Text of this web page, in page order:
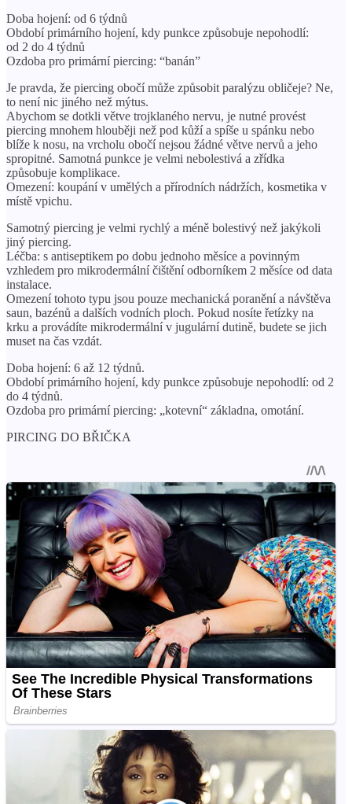
Doba hojení: od 6 týdnů
Období primárního hojení, kdy punkce způsobuje nepohodlí:
od 2 do 4 týdnů
Ozdoba pro primární piercing: “banán”
Je pravda, že piercing obočí může způsobit paralýzu obličeje? Ne,
to není nic jiného než mýtus.
Abychom se dotkli větve trojklaného nervu, je nutné provést
piercing mnohem hlouběji než pod kůží a spíše u spánku nebo
blíže k nosu, na vrcholu obočí nejsou žádné větve nervů a jeho
spropitné. Samotná punkce je velmi nebolestivá a zřídka
způsobuje komplikace.
Omezení: koupání v umělých a přírodních nádržích, kosmetika v
místě vpichu.
Samotný piercing je velmi rychlý a méně bolestivý než jakýkoli
jiný piercing.
Léčba: s antiseptikem po dobu jednoho měsíce a povinným
vzhledem pro mikrodermální čištění odborníkem 2 měsíce od data
instalace.
Omezení tohoto typu jsou pouze mechanická poranění a návštěva
saun, bazénů a dalších vodních ploch. Pokud nosíte řetízky na
krku a provádíte mikrodermální v jugulární dutině, budete se jich
muset na čas vzdát.
Doba hojení: 6 až 12 týdnů.
Období primárního hojení, kdy punkce způsobuje nepohodlí: od 2
do 4 týdnů.
Ozdoba pro primární piercing: „kotevní“ základna, omotání.
PIRCING DO BŘIČKA